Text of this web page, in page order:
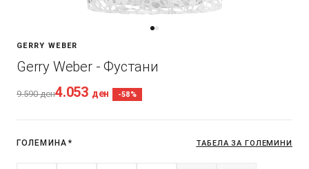
GERRY WEBER
Gerry Weber - Фустани
9.590ден4.053 ден -58%
ГОЛЕМИНА * ТАБЕЛА ЗА ГОЛЕМИНИ